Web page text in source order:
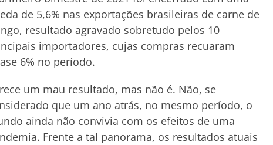
de 5,6% nas exportações brasileiras de carne de
resultado agravado sobretudo pelos 10
importadores, cujas compras recuaram
6% no período.
um mau resultado, mas não é. Não, se
que um ano atrás, no mesmo período, o
ainda não convivia com os efeitos de uma
Frente a tal panorama, os resultados atuais